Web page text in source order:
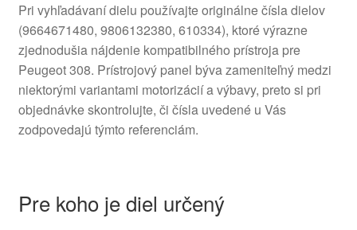
Pri vyhľadávaní dielu používajte originálne čísla dielov
(9664671480, 9806132380, 610334), ktoré výrazne
zjednodušia nájdenie kompatibilného prístroja pre
Peugeot 308. Prístrojový panel býva zameniteľný medzi
niektorými variantami motorizácií a výbavy, preto si pri
objednávke skontrolujte, či čísla uvedené u Vás
zodpovedajú týmto referenciám.
Pre koho je diel určený